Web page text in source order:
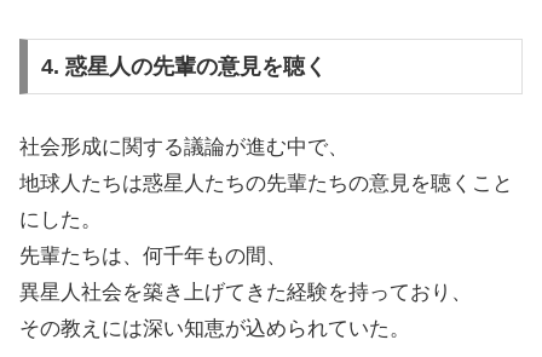
4. 惑星人の先輩の意見を聴く
社会形成に関する議論が進む中で、
地球人たちは惑星人たちの先輩たちの意見を聴くこと
にした。
先輩たちは、何千年もの間、
異星人社会を築き上げてきた経験を持っており、
その教えには深い知恵が込められていた。